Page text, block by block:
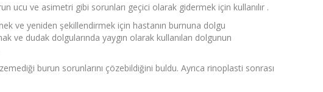
ucu ve asimetri gibi sorunları geçici olarak gidermek için kullanılır .
ve yeniden şekillendirmek için hastanın burnuna dolgu
ve dudak dolgularında yaygın olarak kullanılan dolgunun
burun sorunlarını çözebildiğini buldu. Ayrıca rinoplasti sonrası